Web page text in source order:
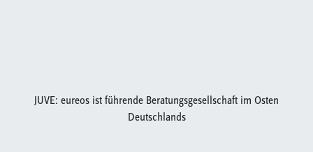
JUVE: eureos ist führende Beratungsgesellschaft im Osten
Deutschlands